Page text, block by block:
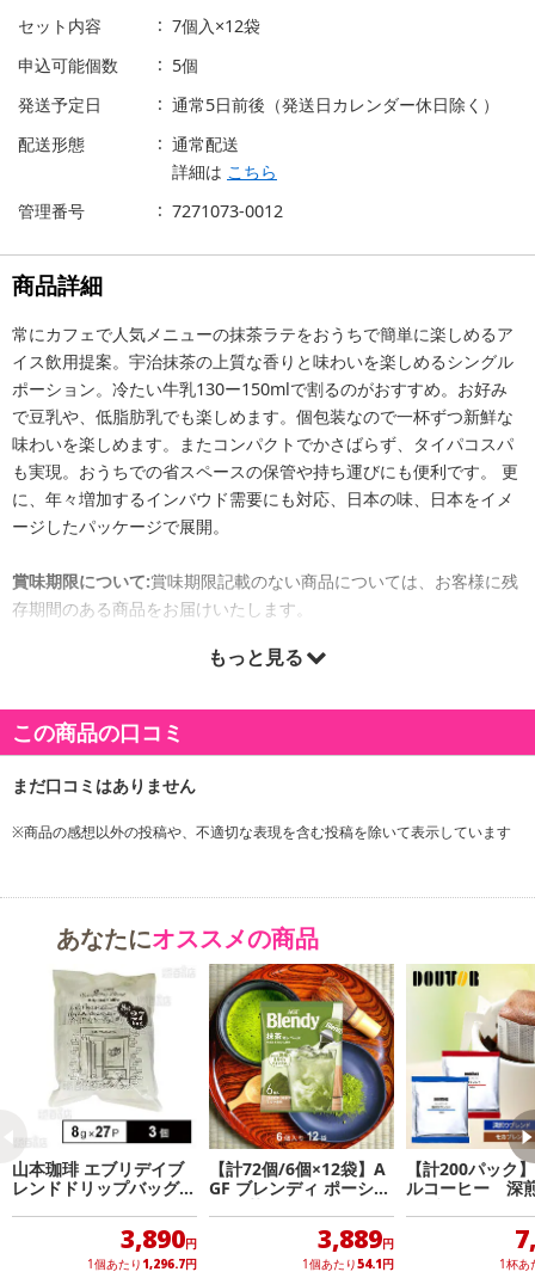
セット内容
7個入×12袋
申込可能個数
5個
発送予定日
通常5日前後（発送日カレンダー休日除く）
配送形態
通常配送
詳細は こちら
管理番号
7271073-0012
商品詳細
常にカフェで人気メニューの抹茶ラテをおうちで簡単に楽しめるア
イス飲用提案。宇治抹茶の上質な香りと味わいを楽しめるシングル
ポーション。冷たい牛乳130ー150mlで割るのがおすすめ。お好み
で豆乳や、低脂肪乳でも楽しめます。個包装なので一杯ずつ新鮮な
味わいを楽しめます。またコンパクトでかさばらず、タイパコスパ
も実現。おうちでの省スペースの保管や持ち運びにも便利です。 更
に、年々増加するインバウド需要にも対応、日本の味、日本をイメ
ージしたパッケージで展開。
賞味期限について:賞味期限記載のない商品については、お客様に残
存期間のある商品をお届けいたします。
もっと見る
この商品の口コミ
※商品の感想以外の投稿や、不適切な表現を含む投稿を除いて表示しています
あなたにオススメの商品
山本珈琲 エブリデイブ
レンドドリップバッグコ
3,890円
1個あたり 1,296.7円
【計72個/6個×12袋】A
GF ブレンディ ポーショ
ン 抹茶オレベース
3,889円
1個あたり54.1円
【計200パック
ルコーヒー 深
カブレンド（各
1杯あ